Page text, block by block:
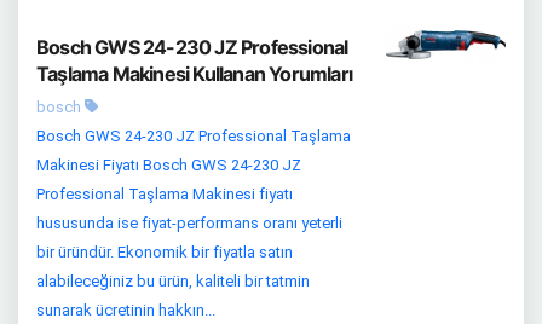
Bosch GWS 24-230 JZ Professional
Taşlama Makinesi Kullanan Yorumları
bosch
Bosch GWS 24-230 JZ Professional Taşlama
Makinesi Fiyatı Bosch GWS 24-230 JZ
Professional Taşlama Makinesi fiyatı
hususunda ise fiyat-performans oranı yeterli
bir üründür. Ekonomik bir fiyatla satın
alabileceğiniz bu ürün, kaliteli bir tatmin
sunarak ücretinin hakkın...